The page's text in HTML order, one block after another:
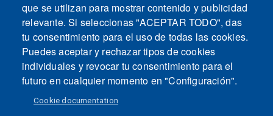
que se utilizan para mostrar contenido y publicidad
relevante. Si seleccionas "ACEPTAR TODO", das
tu consentimiento para el uso de todas las cookies.
Puedes aceptar y rechazar tipos de cookies
individuales y revocar tu consentimiento para el
futuro en cualquier momento en "Configuración".
Cookie documentation